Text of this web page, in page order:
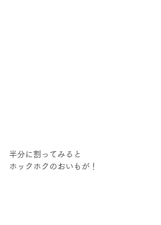
半分に割ってみると
ホックホクのおいもが！